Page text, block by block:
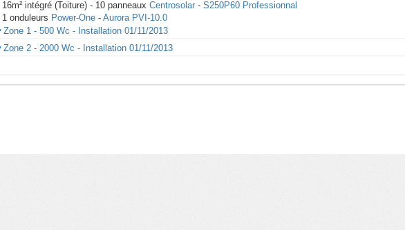
16m² intégré (Toiture) - 10 panneaux Centrosolar - S250P60 Professionnal
1 onduleurs Power-One - Aurora PVI-10.0
Zone 1 - 500 Wc - Installation 01/11/2013
Zone 2 - 2000 Wc - Installation 01/11/2013